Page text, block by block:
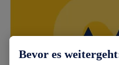
Bevor es